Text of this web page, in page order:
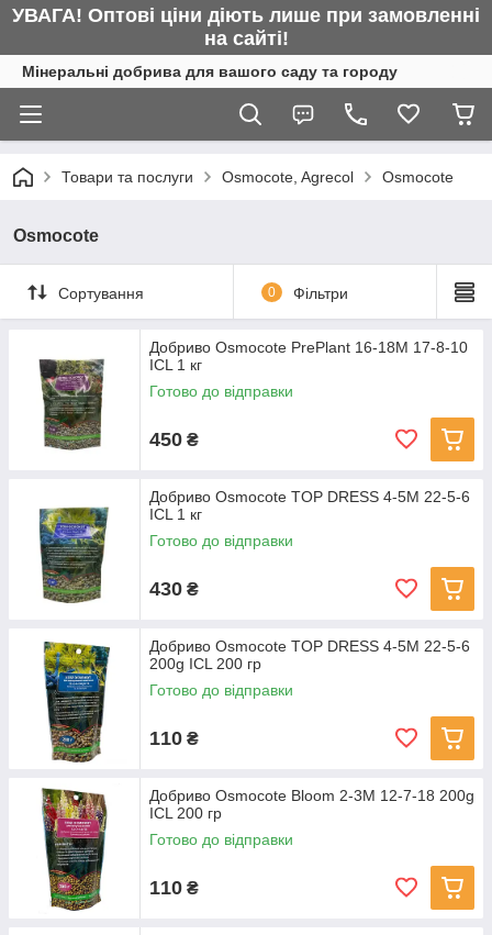
УВАГА! Оптові ціни діють лише при замовленні
на сайті!
Мінеральні добрива для вашого саду та городу
Товари та послуги Osmocote, Agrecol Osmocote
Osmocote
Сортування 0 Фільтри
Добриво Osmocote PrePlant 16-18M 17-8-10
ICL 1 кг
Готово до відправки
450 ₴
Добриво Osmocote TOP DRESS 4-5M 22-5-6
ICL 1 кг
Готово до відправки
430 ₴
Добриво Osmocote TOP DRESS 4-5M 22-5-6
200g ICL 200 гр
Готово до відправки
110 ₴
Добриво Osmocote Bloom 2-3M 12-7-18 200g
ICL 200 гр
Готово до відправки
110 ₴